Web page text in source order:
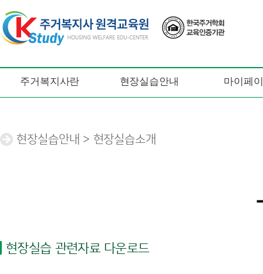
주거복지사란 현장실습안내 마이페
현장실습안내 > 현장실습소개